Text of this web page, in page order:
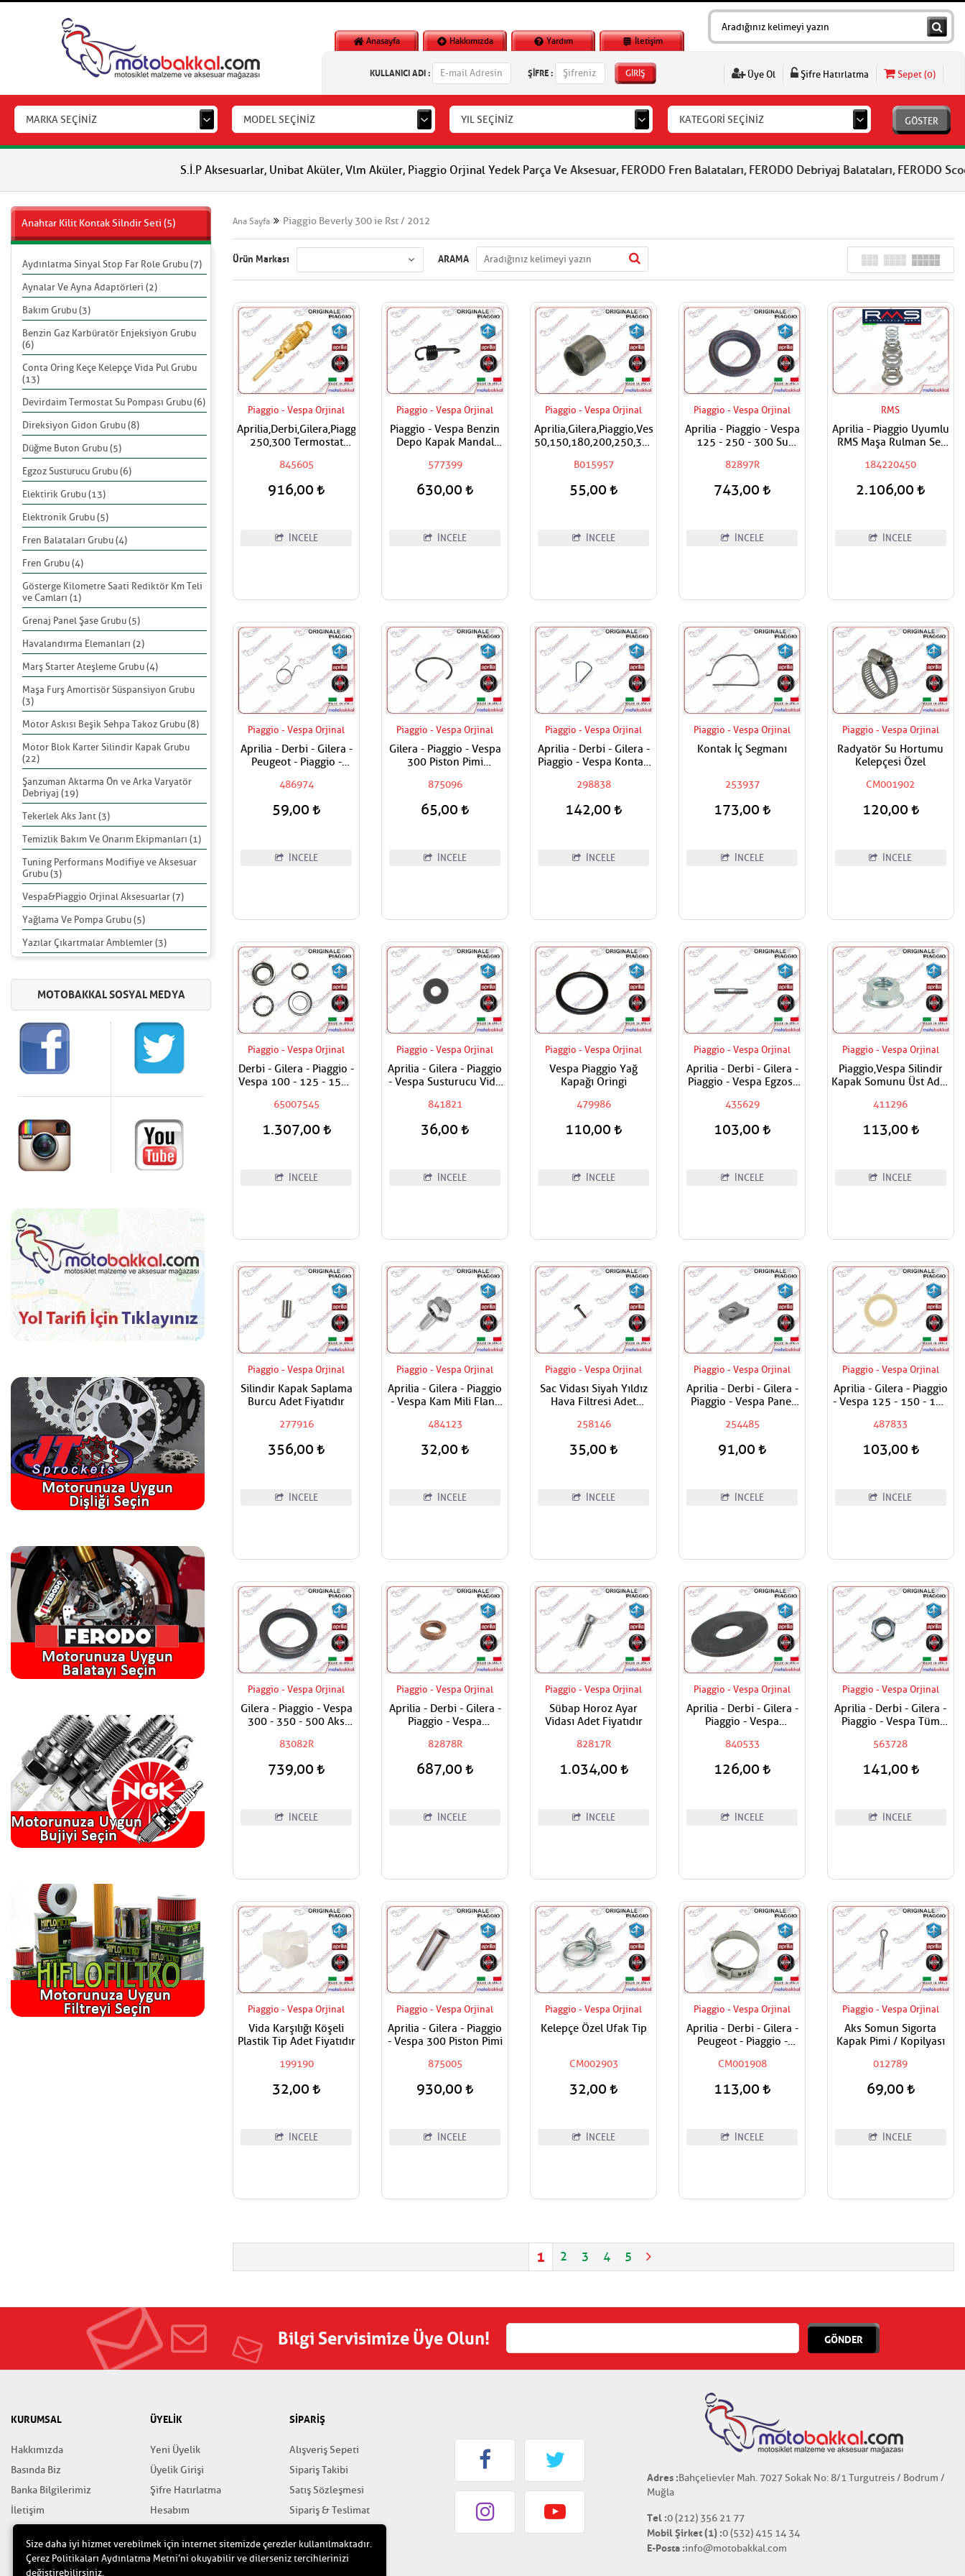
Anasayfa Hakkımızda Yardım İletişim
KULLANICI ADI : ŞİFRE : GİRİŞ Üye Ol Şifre Hatırlatma Sepet (0)
MARKA SEÇİNİZ MODEL SEÇİNİZ YIL SEÇİNİZ KATEGORİ SEÇİNİZ GÖSTER
S.İ.P Aksesuarlar, Unibat Aküler, Vlm Aküler, Piaggio Orjinal Yedek Parça Ve Aksesuar, FERODO Fren Balataları, FERODO Debriyaj Balataları, FERODO Scooter
Anahtar Kilit Kontak Silndir Seti (5)
Aydınlatma Sinyal Stop Far Role Grubu (7)
Aynalar Ve Ayna Adaptörleri (2)
Bakım Grubu (3)
Benzin Gaz Karbüratör Enjeksiyon Grubu
(6)
Conta Oring Keçe Kelepçe Vida Pul Grubu
(13)
Devirdaim Termostat Su Pompası Grubu (6)
Direksiyon Gidon Grubu (8)
Düğme Buton Grubu (5)
Egzoz Susturucu Grubu (6)
Elektirik Grubu (13)
Elektronik Grubu (5)
Fren Balataları Grubu (4)
Fren Grubu (4)
Gösterge Kilometre Saati Rediktör Km Teli
ve Camları (1)
Grenaj Panel Şase Grubu (5)
Havalandırma Elemanları (2)
Marş Starter Ateşleme Grubu (4)
Maşa Furş Amortisör Süspansiyon Grubu
(3)
Motor Askısı Beşik Sehpa Takoz Grubu (8)
Motor Blok Karter Silindir Kapak Grubu
(22)
Şanzuman Aktarma Ön ve Arka Varyatör
Debriyaj (19)
Tekerlek Aks Jant (3)
Temizlik Bakım Ve Onarım Ekipmanları (1)
Tuning Performans Modifiye ve Aksesuar
Grubu (3)
Vespa&Piaggio Orjinal Aksesuarlar (7)
Yağlama Ve Pompa Grubu (5)
Yazılar Çıkartmalar Amblemler (3)
Ana Sayfa Piaggio Beverly 300 ie Rst / 2012
Ürün Markası ARAMA
Piaggio - Vespa Orjinal
Aprilia,Derbi,Gilera,Piaggio,Vespa
250,300 Termostat
845605
916,00
İNCELE
Piaggio - Vespa Orjinal
Piaggio - Vespa Benzin
Depo Kapak Mandal
577399
630,00
İNCELE
Piaggio - Vespa Orjinal
Aprilia,Gilera,Piaggio,Vespa
50,150,180,200,250,300
Adet Fiyatıdır
B015957
55,00
İNCELE
Piaggio - Vespa Orjinal
Aprilia - Piaggio - Vespa
125 - 250 - 300 Su
82897R
743,00
İNCELE
RMS
Aprilia - Piaggio Uyumlu
RMS Maşa Rulman Set
184220450
2.106,00
İNCELE
Piaggio - Vespa Orjinal
Aprilia - Derbi - Gilera -
Peugeot - Piaggio -
Yayı
486974
59,00
İNCELE
Piaggio - Vespa Orjinal
Gilera - Piaggio - Vespa
300 Piston Pimi
875096
65,00
İNCELE
Piaggio - Vespa Orjinal
Aprilia - Derbi - Gilera -
Piaggio - Vespa Kontak
Modeller
298838
142,00
İNCELE
Piaggio - Vespa Orjinal
Kontak İç Segmanı
253937
173,00
İNCELE
Piaggio - Vespa Orjinal
Radyatör Su Hortumu
Kelepçesi Özel
CM001902
120,00
İNCELE
Piaggio - Vespa Orjinal
Derbi - Gilera - Piaggio -
Vespa 100 - 125 - 150 -
400 Maşa Rulman Set
65007545
1.307,00
İNCELE
Piaggio - Vespa Orjinal
Aprilia - Gilera - Piaggio
- Vespa Susturucu Vida
841821
36,00
İNCELE
Piaggio - Vespa Orjinal
Vespa Piaggio Yağ
Kapağı Oringi
479986
110,00
İNCELE
Piaggio - Vespa Orjinal
Aprilia - Derbi - Gilera -
Piaggio - Vespa Egzost
Adet Fiyatıdır
435629
103,00
İNCELE
Piaggio - Vespa Orjinal
Piaggio,Vespa Silindir
Kapak Somunu Üst Adet
411296
113,00
İNCELE
Piaggio - Vespa Orjinal
Silindir Kapak Saplama
Burcu Adet Fiyatıdır
277916
356,00
İNCELE
Piaggio - Vespa Orjinal
Aprilia - Gilera - Piaggio
- Vespa Kam Mili Flanş
484123
32,00
İNCELE
Piaggio - Vespa Orjinal
Sac Vidası Siyah Yıldız
Hava Filtresi Adet
258146
35,00
İNCELE
Piaggio - Vespa Orjinal
Aprilia - Derbi - Gilera -
Piaggio - Vespa Panel
254485
91,00
İNCELE
Piaggio - Vespa Orjinal
Aprilia - Gilera - Piaggio
- Vespa 125 - 150 - 180
Egzantrik Mili Ağırlık
487833
103,00
İNCELE
Piaggio - Vespa Orjinal
Gilera - Piaggio - Vespa
300 - 350 - 500 Aks
83082R
739,00
İNCELE
Piaggio - Vespa Orjinal
Aprilia - Derbi - Gilera -
Piaggio - Vespa
Şanzuman Keçesi
82878R
687,00
İNCELE
Piaggio - Vespa Orjinal
Sübap Horoz Ayar
Vidası Adet Fiyatıdır
82817R
1.034,00
İNCELE
Piaggio - Vespa Orjinal
Aprilia - Derbi - Gilera -
Piaggio - Vespa
840533
126,00
İNCELE
Piaggio - Vespa Orjinal
Aprilia - Derbi - Gilera -
Piaggio - Vespa Tüm
Tekerlek Somunu
563728
141,00
İNCELE
Piaggio - Vespa Orjinal
Vida Karşılığı Köşeli
Plastik Tip Adet Fiyatıdır
199190
32,00
İNCELE
Piaggio - Vespa Orjinal
Aprilia - Gilera - Piaggio
- Vespa 300 Piston Pimi
875005
930,00
İNCELE
Piaggio - Vespa Orjinal
Kelepçe Özel Ufak Tip
CM002903
32,00
İNCELE
Piaggio - Vespa Orjinal
Aprilia - Derbi - Gilera -
Peugeot - Piaggio -
Hortum Kelepçesi
CM001908
113,00
İNCELE
Piaggio - Vespa Orjinal
Aks Somun Sigorta
Kapak Pimi / Kopilyası
012789
69,00
İNCELE
1 2 3 4 5
Bilgi Servisimize Üye Olun! GÖNDER
KURUMSAL
Hakkımızda
Basında Biz
Banka Bilgilerimiz
İletişim
ÜYELİK
Yeni Üyelik
Üyelik Girişi
Şifre Hatırlatma
Hesabım
SİPARİŞ
Alışveriş Sepeti
Sipariş Takibi
Satış Sözleşmesi
Sipariş & Teslimat
Yardım
Adres :Bahçelievler Mah. 7027 Sokak No: 8/1 Turgutreis / Bodrum /
Muğla
Tel :0 (212) 356 21 77
Mobil Şirket (1) :0 (532) 415 14 34
E-Posta :info@motobakkal.com
Size daha iyi hizmet verebilmek için internet sitemizde çerezler kullanılmaktadır.
Çerez Politikaları Aydınlatma Metni’ni okuyabilir ve dilerseniz tercihlerinizi
değiştirebilirsiniz.